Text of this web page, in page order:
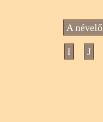
A névelő
I J